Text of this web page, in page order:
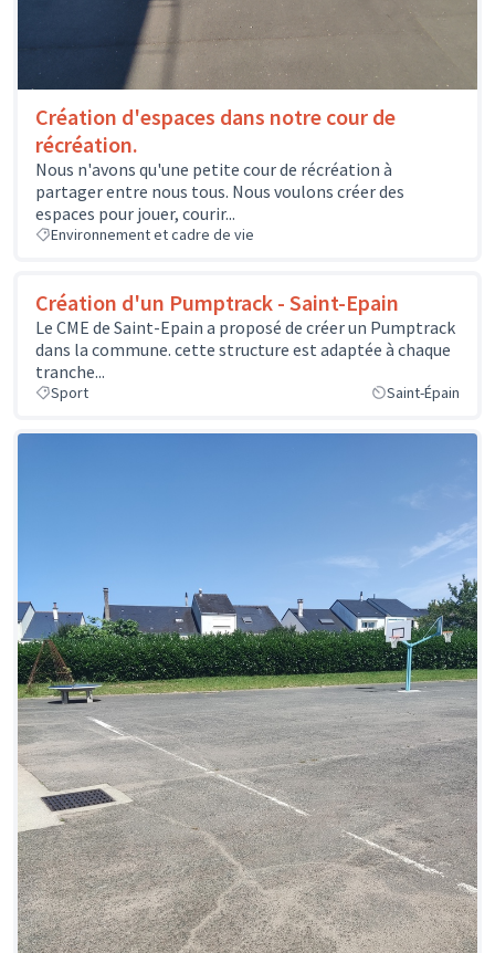
Création d'espaces dans notre cour de
récréation.
Nous n'avons qu'une petite cour de récréation à
partager entre nous tous. Nous voulons créer des
espaces pour jouer, courir...
Environnement et cadre de vie
Création d'un Pumptrack - Saint-Epain
Le CME de Saint-Epain a proposé de créer un Pumptrack
dans la commune. cette structure est adaptée à chaque
tranche...
Sport Saint-Épain